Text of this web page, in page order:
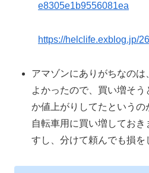
e8305e1b9556081ea
https://helclife.exblog.jp/
アマゾンにありがちなの
よかったので、買い増そう
か値上がりしてたというの
自転車用に買い増してお
すし、分けて頼んでも損を